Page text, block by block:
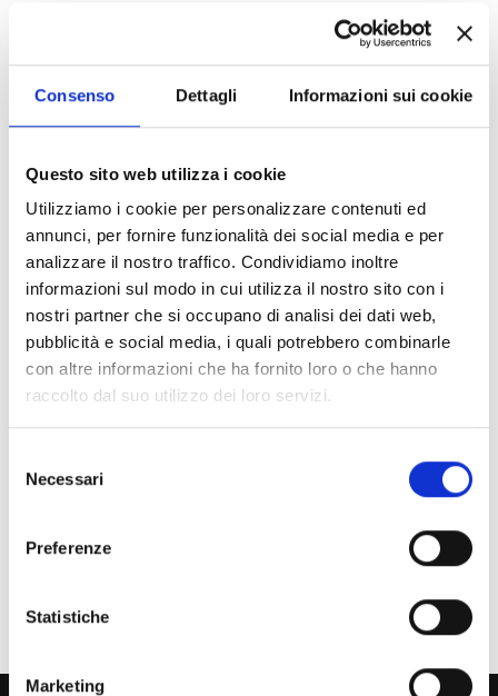
Consenso Dettagli Informazioni sui cookie
Questo sito web utilizza i cookie
Utilizziamo i cookie per personalizzare contenuti ed
annunci, per fornire funzionalità dei social media e per
analizzare il nostro traffico. Condividiamo inoltre
informazioni sul modo in cui utilizza il nostro sito con i
nostri partner che si occupano di analisi dei dati web,
pubblicità e social media, i quali potrebbero combinarle
con altre informazioni che ha fornito loro o che hanno
raccolto dal suo utilizzo dei loro servizi.
delNecessari
Preferenze
Statistiche
Marketing
PROGETTO 2022CMTZNH CUP
F53D23007020006. CIG B791CBEDD6
Indice di pagina
Chi sei? Naviga il sito per profilo
Futuro Studente
Studente Iscritto
Studente Internazionale
Personale